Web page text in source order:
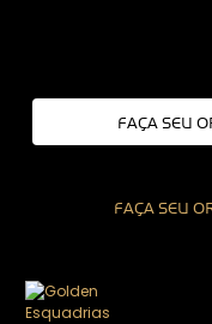
FAÇA SEU
FAÇA SEU